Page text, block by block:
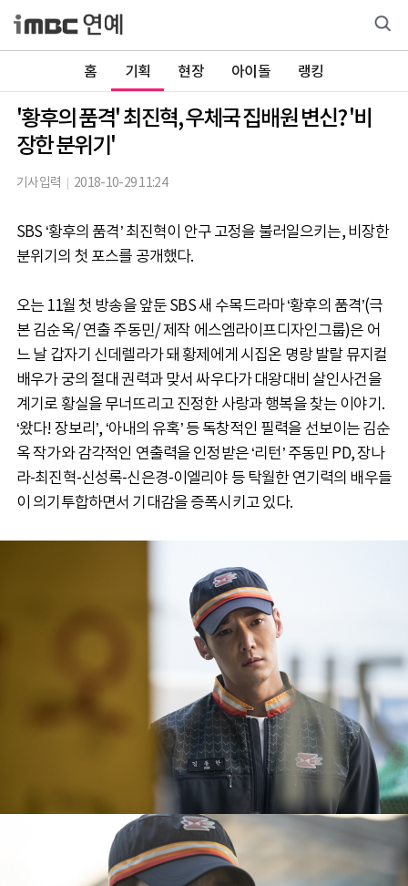
홈 기획 현장 아이돌 랭킹
'황후의 품격' 최진혁, 우체국 집배원 변신? '비
장한 분위기'
기사입력 2018-10-29 11:24
SBS ‘황후의 품격’ 최진혁이 안구 고정을 불러일으키는, 비장한
분위기의 첫 포스를 공개했다.
오는 11월 첫 방송을 앞둔 SBS 새 수목드라마 ‘황후의 품격’(극
본 김순옥/ 연출 주동민/ 제작 에스엠라이프디자인그룹)은 어
느 날 갑자기 신데렐라가 돼 황제에게 시집온 명랑 발랄 뮤지컬
배우가 궁의 절대 권력과 맞서 싸우다가 대왕대비 살인사건을
계기로 황실을 무너뜨리고 진정한 사랑과 행복을 찾는 이야기.
‘왔다! 장보리’, ‘아내의 유혹’ 등 독창적인 필력을 선보이는 김순
옥 작가와 감각적인 연출력을 인정받은 ‘리턴’ 주동민 PD, 장나
라-최진혁-신성록-신은경-이엘리야 등 탁월한 연기력의 배우들
이 의기투합하면서 기대감을 증폭시키고 있다.